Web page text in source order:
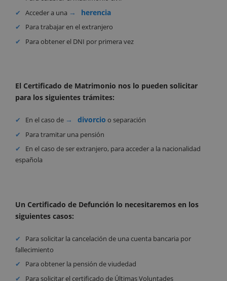
Acceder a una
herencia
Para trabajar en el extranjero
Para obtener el DNI por primera vez
El Certificado de Matrimonio nos lo pueden solicitar
para los siguientes trámites:
En el caso de divorcio o separación
Para tramitar una pensión
En el caso de ser extranjero, para acceder a la nacionalidad
española
Un Certificado de Defunción lo necesitaremos en los
siguientes casos:
Para solicitar la cancelación de una cuenta bancaria por
fallecimiento
Para obtener la pensión de viudedad
Para solicitar el certificado de Últimas Voluntades